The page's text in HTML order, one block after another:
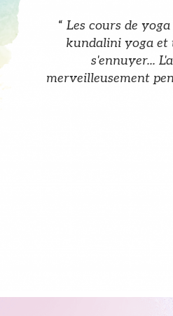
“ Les cours de
kundalini yoga et
s'ennuyer...
merveilleusement